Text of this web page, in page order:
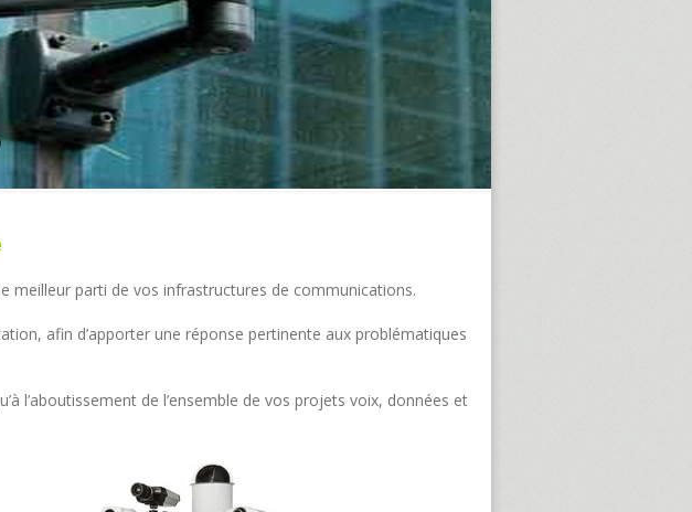
meilleur parti de vos infrastructures de communications.
afin d’apporter une réponse pertinente aux problématiques
l’aboutissement de l’ensemble de vos projets voix, données et